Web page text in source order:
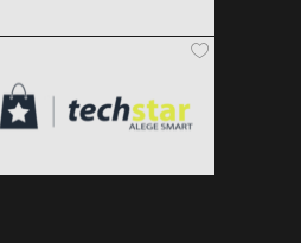
Clic și Vezi Ofertele!
Clic și Vezi Ofertele!